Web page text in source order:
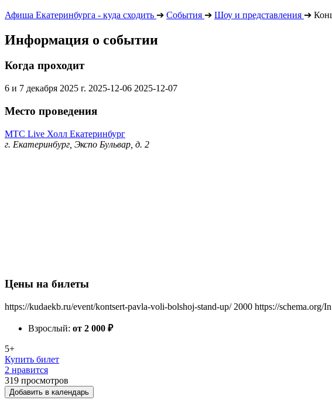
Афиша Екатеринбурга - куда сходить ➔ События ➔ Шоу и представления ➔
Информация о событии
Когда проходит
6 и 7 декабря 2025 г. 2025-12-06 2025-12-07
Место проведения
МТС Live Холл Екатеринбург
г. Екатеринбург, Экспо Бульвар, д. 2
Цены на билеты
https://kudaekb.ru/event/kontsert-pavla-voli-bolshoj-stand-up/ 2000 https://schema.org/
Взрослый: от 2 000 ₽
5+
Купить билет
2 нравится
319 просмотров
Добавить в календарь